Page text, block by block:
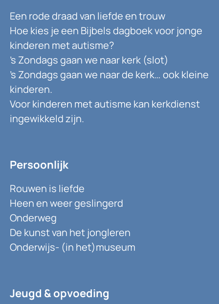
Een rode draad van liefde en trouw
Hoe kies je een Bijbels dagboek voor jonge
kinderen met autisme?
’s Zondags gaan we naar kerk (slot)
’s Zondags gaan we naar de kerk… ook kleine
kinderen.
Voor kinderen met autisme kan kerkdienst
ingewikkeld zijn.
Persoonlijk
Rouwen is liefde
Heen en weer geslingerd
Onderweg
De kunst van het jongleren
Onderwijs- (in het)museum
Jeugd & opvoeding